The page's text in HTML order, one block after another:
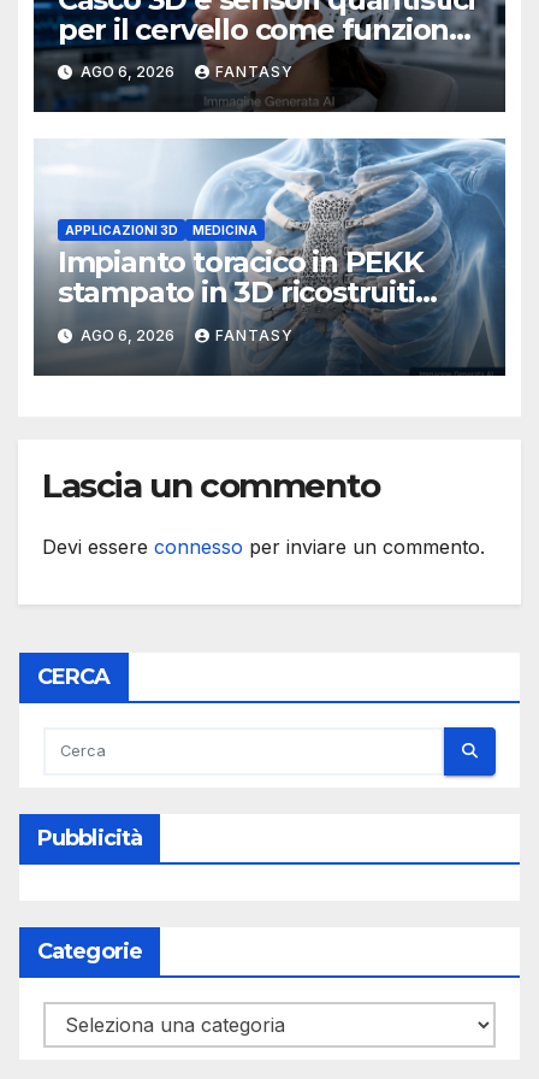
per il cervello come funziona
l’OPM-MEG
AGO 6, 2026 FANTASY
APPLICAZIONI 3D MEDICINA
Impianto toracico in PEKK
stampato in 3D ricostruiti
sterno e costole dopo un
tumore raro
AGO 6, 2026 FANTASY
Lascia un commento
Devi essere connesso per inviare un commento.
CERCA
Pubblicità
Categorie
Categorie